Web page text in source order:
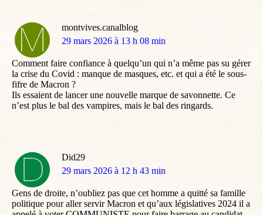
montvives.canalblog
dit
29 mars 2026 à 13 h 08 min
Comment faire confiance à quelqu’un qui n’a même pas su gérer
la crise du Covid : manque de masques, etc. et qui a été le sous-
fifre de Macron ?
Ils essaient de lancer une nouvelle marque de savonnette. Ce
n’est plus le bal des vampires, mais le bal des ringards.
Did29
dit
29 mars 2026 à 12 h 43 min
Gens de droite, n’oubliez pas que cet homme a quitté sa famille
politique pour aller servir Macron et qu’aux législatives 2024 il a